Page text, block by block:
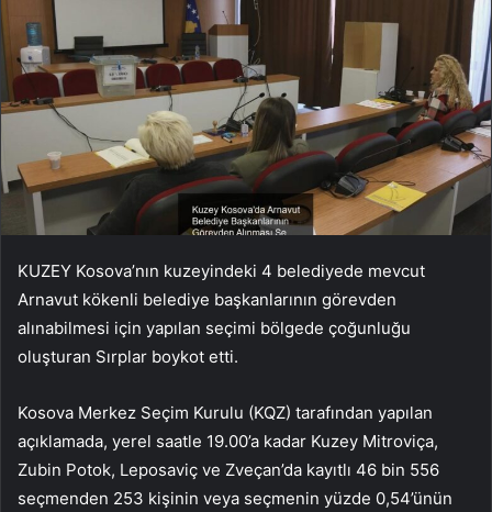
KUZEY Kosova’nın kuzeyindeki 4 belediyede mevcut
Arnavut kökenli belediye başkanlarının görevden
alınabilmesi için yapılan seçimi bölgede çoğunluğu
oluşturan Sırplar boykot etti.
Kosova Merkez Seçim Kurulu (KQZ) tarafından yapılan
açıklamada, yerel saatle 19.00’a kadar Kuzey Mitroviça,
Zubin Potok, Leposaviç ve Zveçan’da kayıtlı 46 bin 556
seçmenden 253 kişinin veya seçmenin yüzde 0,54’ünün